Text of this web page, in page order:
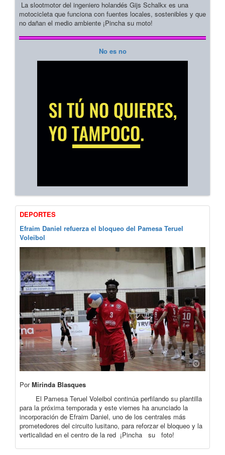
La slootmotor del ingeniero holandés Gijs Schalkx es una
motocicleta que funciona con fuentes locales, sostenibles y que
no dañan el medio ambiente ¡Pincha su moto!
No es no
DEPORTES
Efraim Daniel refuerza el bloqueo del Pamesa Teruel
Voleibol
PorMirinda Blasques
El Pamesa Teruel Voleibol continúa perfilando su plantilla
para la próxima temporada y este viernes ha anunciado la
incorporación de Efraim Daniel, uno de los centrales más
prometedores del circuito lusitano, para reforzar el bloqueo y la
verticalidad en el centro de la red ¡Pincha su foto!